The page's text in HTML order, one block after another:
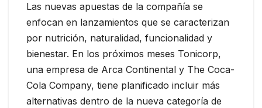
Las nuevas apuestas de la compañía se
enfocan en lanzamientos que se caracterizan
por nutrición, naturalidad, funcionalidad y
bienestar. En los próximos meses Tonicorp,
una empresa de Arca Continental y The Coca-
Cola Company, tiene planificado incluir más
alternativas dentro de la nueva categoría de